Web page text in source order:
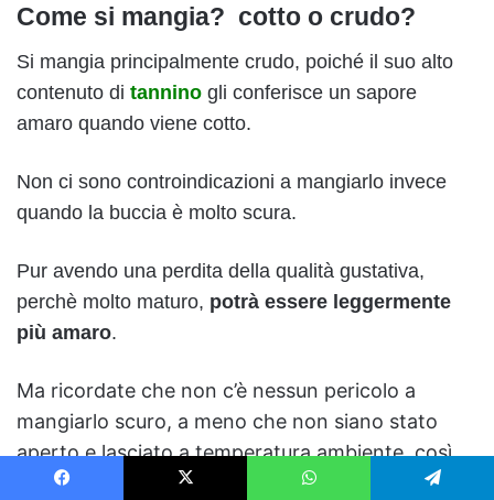
Come si mangia? cotto o crudo?
Si mangia principalmente crudo, poiché il suo alto
contenuto di tannino gli conferisce un sapore
amaro quando viene cotto.
Non ci sono controindicazioni a mangiarlo invece
quando la buccia è molto scura.
Pur avendo una perdita della qualità gustativa,
perchè molto maturo, potrà essere leggermente
più amaro.
Ma ricordate che non c’è nessun pericolo a
mangiarlo scuro, a meno che non siano stato
aperto e lasciato a temperatura ambiente, così
da far proliferare i batteri.